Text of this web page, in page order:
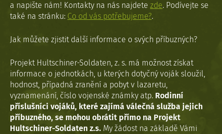
a napište nám! Kontakty na nás najdete zde. Podívejte se
také na stránku: Co od vás potřebujeme?.
Jak můžete zjistit další informace o svých příbuzných?
Projekt Hultschiner-Soldaten, z. s. má možnost získat
informace o jednotkách, u kterých dotyčný voják sloužil,
hodnost, případná zranění a pobyt v lazaretu,
vyznamenání, číslo vojenské známky atp. Rodinní
příslušníci vojáků, které zajímá válečná služba jejich
příbuzného, se mohou obrátit přímo na Projekt
Hultschiner-Soldaten z.s. My žádost na základě Vámi